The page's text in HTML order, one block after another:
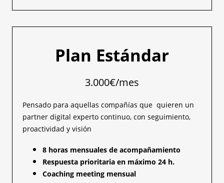
Plan Estándar
3.000€/mes
Pensado para aquellas compañías que quieren un
partner digital experto continuo, con seguimiento,
proactividad y visión
8 horas mensuales de acompañamiento
Respuesta prioritaria en máximo 24 h.
Coaching meeting mensual